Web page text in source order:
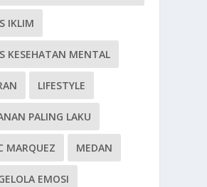
IKLIM
KESEHATAN MENTAL
LIFESTYLE
PALING LAKU
MARQUEZ MEDAN
EMOSI